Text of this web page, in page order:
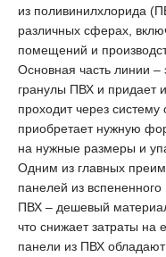
из поливинилхлорида
различных сферах,
помещений и
Основная часть линии –
гранулы ПВХ и придает
проходит через
приобретает нужную
на нужные размеры и
Одним из главных
панелей из
ПВХ – дешевый
что снижает затраты на
панели из ПВХ